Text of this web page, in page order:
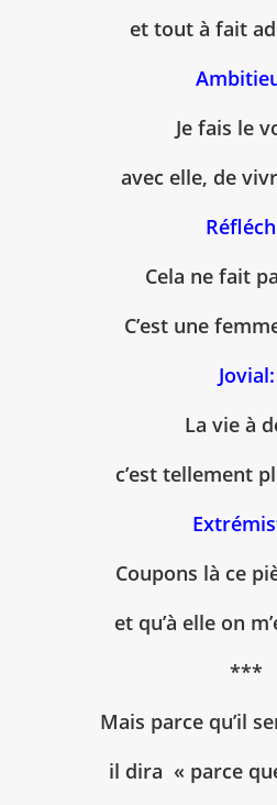
et tout à fait
Je fais le
avec elle, de
Cela ne fait
C’est une
Jovial:
La vie à
c’est tellement
Coupons là ce
et qu’à elle on
***
Mais parce qu’il
il dira « parce